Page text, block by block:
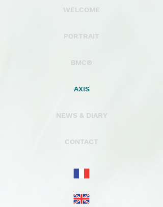
WELCOME
PORTRAIT
BMC®
AXIS
NEWS & DIARY
CONTACT